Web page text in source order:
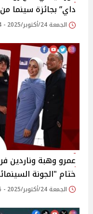
داي” بجائزة سينما
الجمعة 24/أكتوبر/2025 - 09:44 م
عمرو وهبة وناردين
ختام "الجونة
الجمعة 24/أكتوبر/2025 - 07:56 م